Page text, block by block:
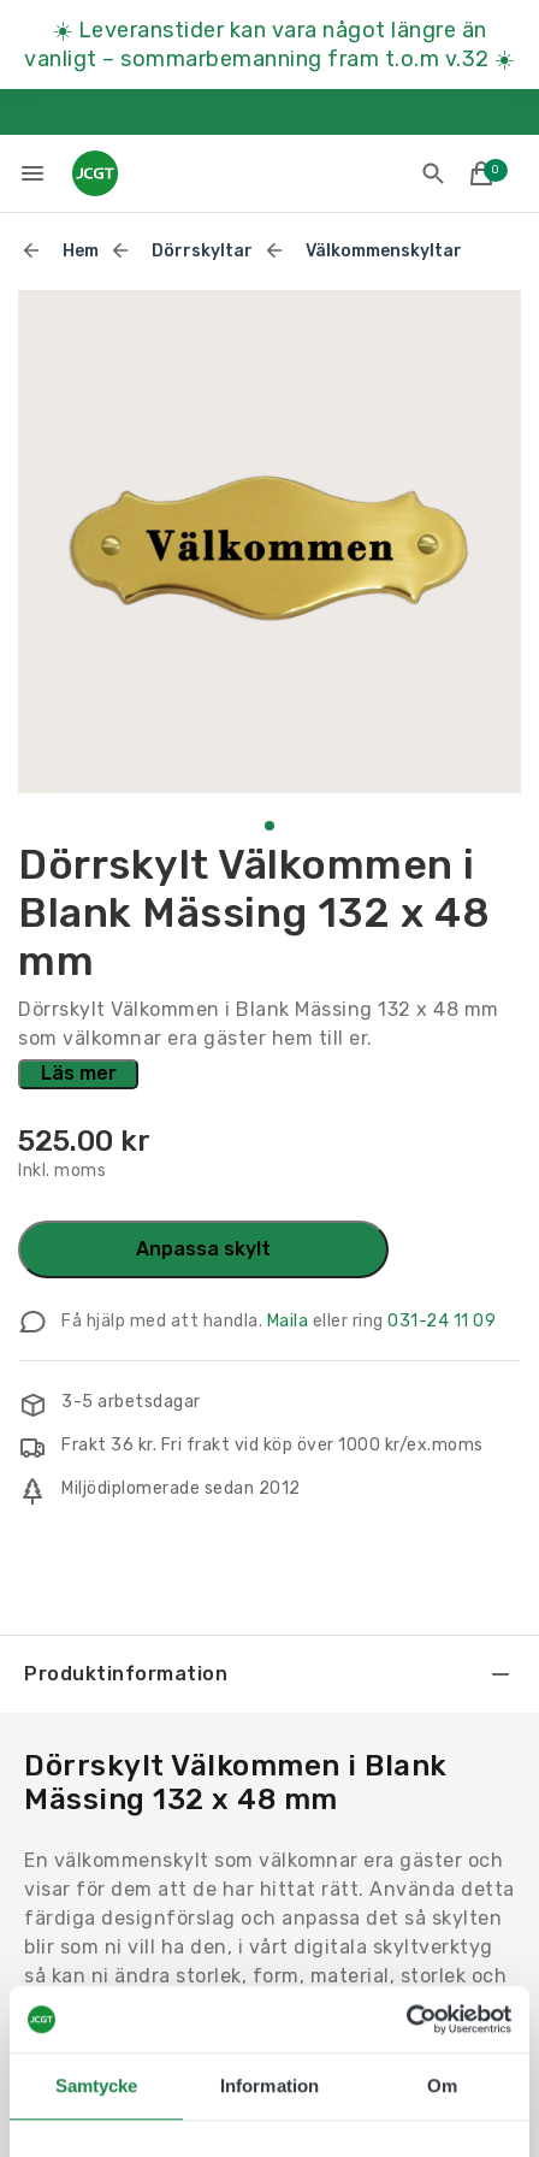
Samtycke Information Om
☀️ Leveranstider kan vara något längre än
vanligt – sommarbemanning fram t.o.m v.32 ☀️
0
Till kassan
Hem Dörrskyltar Välkommenskyltar
Dörrskylt Välkommen i
Blank Mässing 132 x 48
mm
Dörrskylt Välkommen i Blank Mässing 132 x 48 mm
som välkomnar era gäster hem till er.
Läs mer
525.00 kr
Inkl. moms
Anpassa skylt
Få hjälp med att handla. Maila eller ring 031-24 11 09
3-5 arbetsdagar
Frakt 36 kr. Fri frakt vid köp över 1000 kr/ex.moms
Miljödiplomerade sedan 2012
Produktinformation
Dörrskylt Välkommen i Blank
Mässing 132 x 48 mm
En välkommenskylt som välkomnar era gäster och
visar för dem att de har hittat rätt. Använda detta
färdiga designförslag och anpassa det så skylten
blir som ni vill ha den, i vårt digitala skyltverktyg
så kan ni ändra storlek, form, material, storlek och
text så skylten blir mer personlig och anpassad
efter er smak.
Dörrskylt Välkommen i Blank Mässing 132 x 48 mm